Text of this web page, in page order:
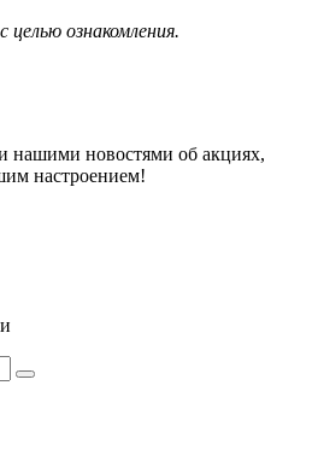
целью ознакомления.
нашими новостями об акциях,
настроением!